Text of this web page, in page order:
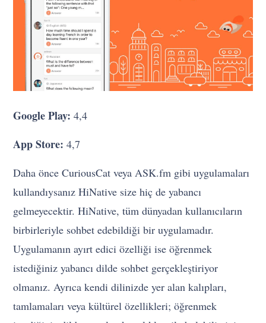
Google Play: 4,4
App Store: 4,7
Daha önce CuriousCat veya ASK.fm gibi uygulamaları
kullandıysanız HiNative size hiç de yabancı
gelmeyecektir. HiNative, tüm dünyadan kullanıcıların
birbirleriyle sohbet edebildiği bir uygulamadır.
Uygulamanın ayırt edici özelliği ise öğrenmek
istediğiniz yabancı dilde sohbet gerçekleştiriyor
olmanız. Ayrıca kendi dilinizde yer alan kalıpları,
tamlamaları veya kültürel özellikleri; öğrenmek